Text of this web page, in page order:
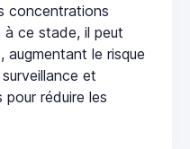
concentrations
à ce stade, il peut
augmentant le risque
et
réduire les